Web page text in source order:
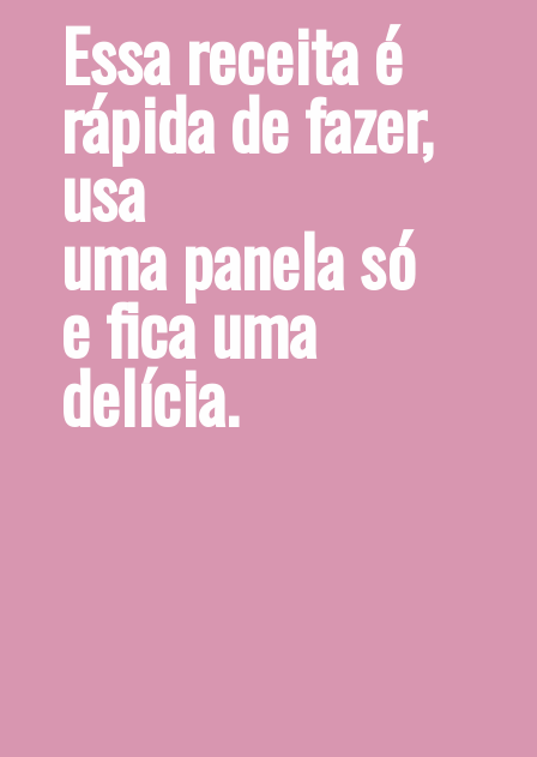
Essa receita é
rápida de fazer,
usa
uma panela só
e fica uma
delícia.